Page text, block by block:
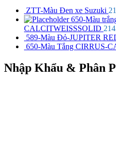
ZTT-Màu Đen xe Suzuki
650-Màu
CALCITWEISSSOLID
589-Màu Đỏ-JUPITER
650-Màu Tắng CIRRUS-
Nhập Khẩu & Phân